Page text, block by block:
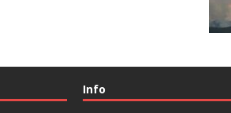
Info